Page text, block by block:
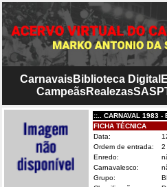
CarnavaisBiblioteca Digital
CampeãsRealezasSASP
::.. CARNAVAL 1983 -
FICHA TÉCNICA
Data:
Ordem de entrada:
2
Enredo:
Carnavalesco:
Grupo: